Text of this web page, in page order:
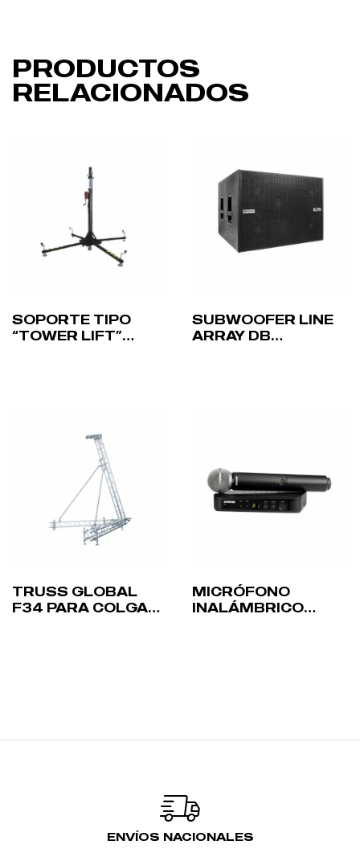
PRODUCTOS
RELACIONADOS
SOPORTE TIPO
“TOWER LIFT”
SUBWOOFER LINE
ARRAY DB
TRUSS GLOBAL
F34 PARA COLGAR
MICRÓFONO
INALÁMBRICO
ENVÍOS NACIONALES